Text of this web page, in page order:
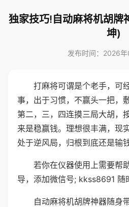
独家技巧!自动麻将机胡牌
坤)
发布时间：2026
打麻将可谓是个老手，可
事，出于习惯，不赢头一把，
第二，三，四连摸三局大胡，
来是稳赢钱。理想很丰满，现
处于逆风局，归根到底还是输钱
若你在仪器使用上需要帮
导，添加微信号; kkss8691 随
自动麻将机胡牌神器随身